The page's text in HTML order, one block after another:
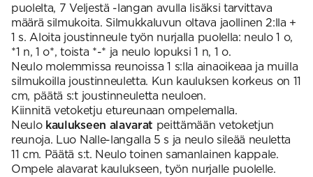
puolelta, 7 Veljestä -langan avulla lisäksi tarvittava
määrä silmukoita. Silmukkaluvun oltava jaollinen 2:lla +
1 s. Aloita joustinneule työn nurjalla puolella: neulo 1 o,
*1 n, 1 o*, toista *-* ja neulo lopuksi 1 n, 1 o.
Neulo molemmissa reunoissa 1 s:lla ainaoikeaa ja muilla
silmukoilla joustinneuletta. Kun kauluksen korkeus on 11
cm, päätä s:t joustinneuletta neuloen.
Kiinnitä vetoketju etureunaan ompelemalla.
Neulo kaulukseen alavarat peittämään vetoketjun
reunoja. Luo Nalle-langalla 5 s ja neulo sileää neuletta
11 cm. Päätä s:t. Neulo toinen samanlainen kappale.
Ompele alavarat kaulukseen, työn nurjalle puolelle.